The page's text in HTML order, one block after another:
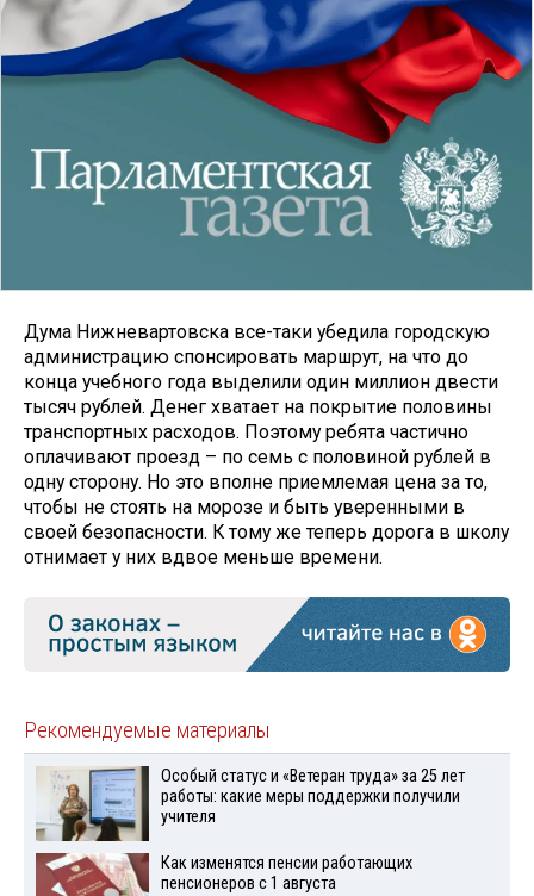
Дума Нижневартовска все-таки убедила городскую
администрацию спонсировать маршрут, на что до
конца учебного года выделили один миллион двести
тысяч рублей. Денег хватает на покрытие половины
транспортных расходов. Поэтому ребята частично
оплачивают проезд – по семь с половиной рублей в
одну сторону. Но это вполне приемлемая цена за то,
чтобы не стоять на морозе и быть уверенными в
своей безопасности. К тому же теперь дорога в школу
отнимает у них вдвое меньше времени.
Рекомендуемые материалы
Особый статус и «Ветеран труда» за 25 лет
работы: какие меры поддержки получили
учителя
Как изменятся пенсии работающих
пенсионеров с 1 августа